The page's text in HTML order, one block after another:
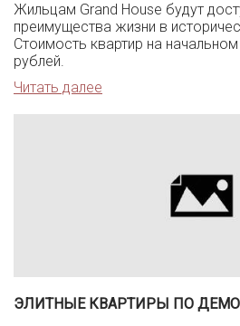
Жильцам Grand House будут
преимущества жизни в
Стоимость квартир на
рублей.
Читать далее
ЭЛИТНЫЕ КВАРТИРЫ ПО